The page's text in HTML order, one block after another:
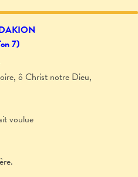
7)
ô Christ notre Dieu,
voulue